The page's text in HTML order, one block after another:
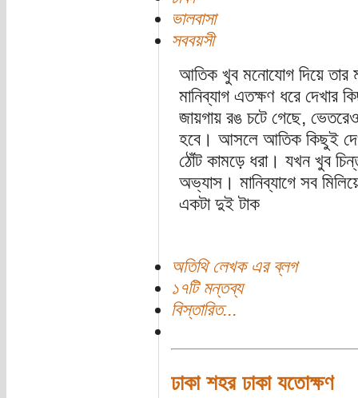
ভালবাসা
সববয়সী
আতিক খুব মনোযোগ দিয়ে তার
মানিব্যাগ এতক্ষণ ধরে দেখার
জায়গায় রঙ চটে গেছে,
হবে। আসলে আতিক কিছুই
ঠোঁট কামড়ে ধরা। যখন খুব
অভ্যাস। মানিব্যাগে সব
একটা দুই টাক
অতিথি লেখক এর ব্লগ
১৭টি মন্তব্য
বিস্তারিত...
ঢাকা শহর ঢাকা যতোক্ষণ